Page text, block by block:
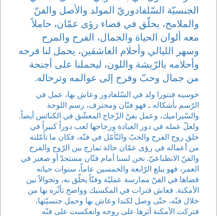
الجنسيّة السّلفادوريّ المولد والأصل والفنّ
والملامح، يحلّق في فضاء رؤى عمّان، حاملاً
معه ألوان الحياة والجمال، الفرح والمرح
وسهر الليالي وأحلام العاشقين، يحمل لنا فرحه
وأحلامه بالرّيشة واللون، ليحملنا على أجنحة
من جمال وحبّ وفرح إلى عوالمه وترحاله.
خوسيه فنتورا ولد في السّلفادور وعاش بها، عمل في
الرّسم بأشكاله ـ فهو فنّان ومحترف، رسم اللوحة
والسّيراميك، وعمل بفنّ الزّجاج المعشّق في الكنائس أيضاً.
ولعلّ عمله في دور العبادة وزجاجها لعب دوراً كبيراً في
خلق روح الفرح والحبّ والتّأمّل في فنّه، فكان ما تأمّلته
من أعماله في رؤى عمّان حالة تمازج بين الرّوح والفرح
والفنّ الانطباعيّ. نحن لسنا أمام فنّان مستجدّ أو صغير في
العمر، فهو يبلغ الرّابعة والخمسين عاماً، سنوات حياته
قضاها في الفنّ ممارسة عمليّة وفنّاً يحلّق به، وتجوالاً بين
الأمكنة. فعاش فترات في المكسيك وواضح تأثّره بها من
خلال فنّه، حتّى وصل لكندا وعاش بها وحمل جنسيّتها،
فتركت الأمكنة أثرها على روحه وانعكست على فنّه